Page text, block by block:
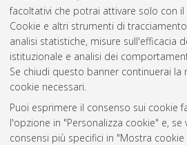
facoltativi che potrai attivare solo con
Cookie e altri strumenti di
analisi statistiche, misure sull'efficacia
istituzionale e analisi dei
Se chiudi questo banner continuerai la
cookie necessari.
Puoi esprimere il consenso sui cookie
l'opzione in "Personalizza cookie" e,
consensi più specifici in "Mostra
2020 (1)
2019(1)
2018(2)
2017(1)
Atom
Rss 1.0